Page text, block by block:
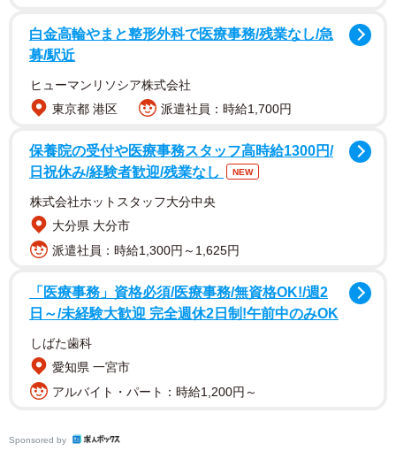
白金高輪やまと整形外科で医療事務/残業なし/急
募/駅近
ヒューマンリソシア株式会社
東京都 港区
派遣社員：時給1,700円
保養院の受付や医療事務スタッフ高時給1300円/
日祝休み/経験者歓迎/残業なし
NEW
株式会社ホットスタッフ大分中央
大分県 大分市
派遣社員：時給1,300円～1,625円
「医療事務」資格必須/医療事務/無資格OK!/週2
日～/未経験大歓迎 完全週休2日制!午前中のみOK
しばた歯科
愛知県 一宮市
アルバイト・パート：時給1,200円～
Sponsored by